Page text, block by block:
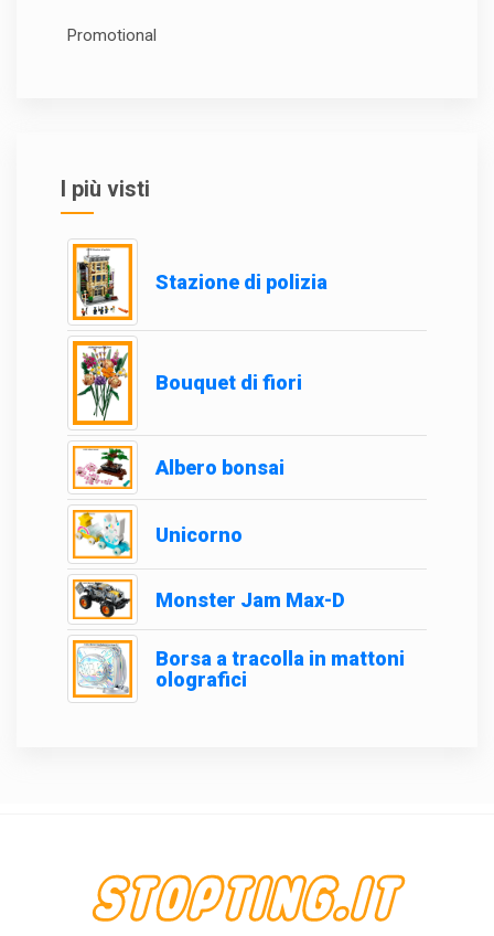
Promotional
I più visti
Stazione di polizia
Bouquet di fiori
Albero bonsai
Unicorno
Monster Jam Max-D
Borsa a tracolla in mattoni
olografici